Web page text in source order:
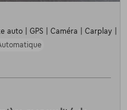
auto | GPS | Caméra | Carplay |